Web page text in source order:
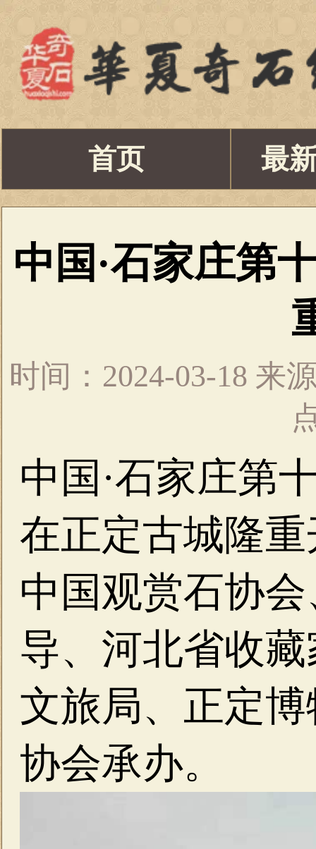
首页 最
中国·石家庄第
时间：2024-03-18 来
中国·石家庄第
在正定古城隆
中国观赏石协
导、河北省收
文旅局、正定
协会承办。